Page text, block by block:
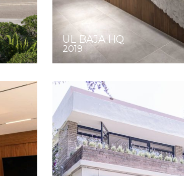
UL BAJA HQ
2019